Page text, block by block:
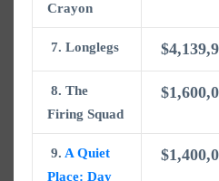
Crayon
7. Longlegs
8. The
Firing Squad
9. A Quiet
Place: Day